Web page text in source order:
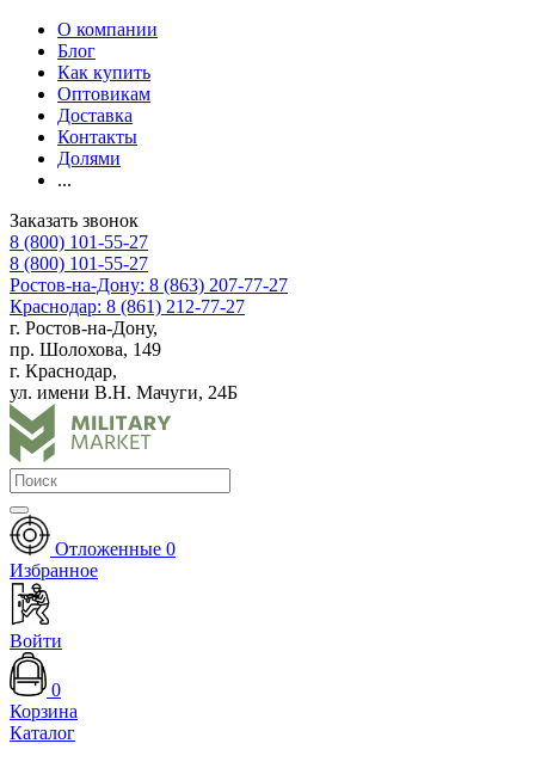
О компании
Блог
Как купить
Оптовикам
Доставка
Контакты
Долями
...
Заказать звонок
8 (800) 101-55-27
8 (800) 101-55-27
Ростов-на-Дону: 8 (863) 207-77-27
Краснодар: 8 (861) 212-77-27
г. Ростов-на-Дону,
пр. Шолохова, 149
г. Краснодар,
ул. имени В.Н. Мачуги, 24Б
Отложенные 0
Избранное
Войти
0
Корзина
Каталог